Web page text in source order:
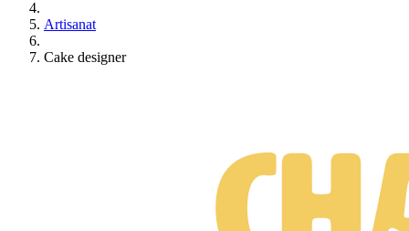
Artisanat
Cake designer